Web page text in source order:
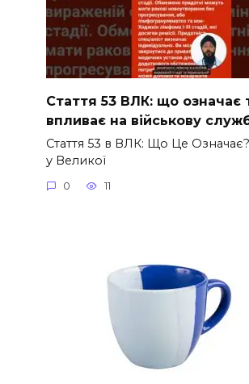
Стаття 53 ВЛК: що означає
впливає на військову
Стаття 53 в ВЛК: Що Це Означає?
у Великої
0 11